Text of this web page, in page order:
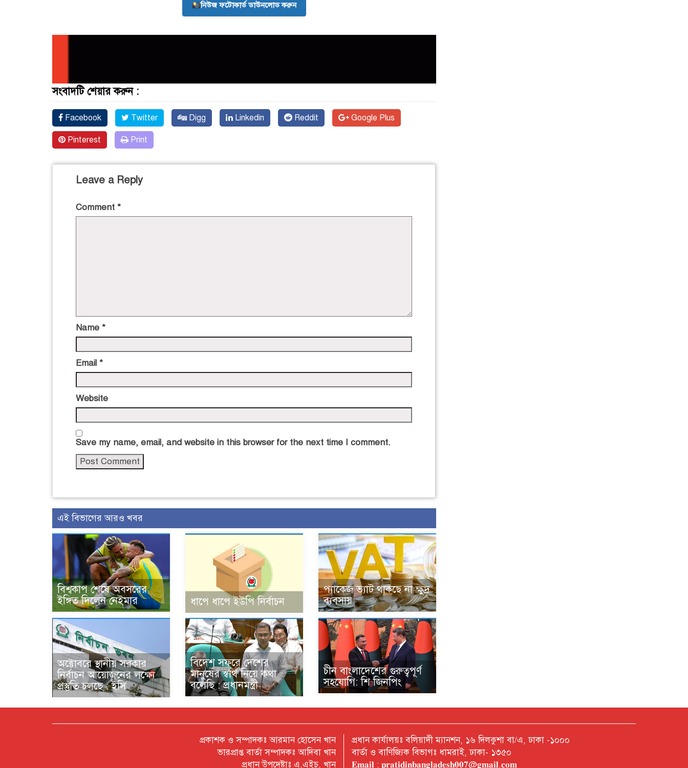
নিউজ ফটোকার্ড ডাউনলোড করুন
সংবাদটি শেয়ার করুন :
Facebook Twitter Digg Linkedin Reddit Google Plus
Pinterest Print
Leave a Reply
Comment *
Name *
Email *
Website
Save my name, email, and website in this browser for the next time I comment.
এই বিভাগের আরও খবর
বিশ্বকাপ শেষে অবসরের
ইঙ্গিত দিলেন নেইমার
ধাপে ধাপে ইউপি নির্বাচন
প্যাকেজ ভ্যাট থাকছে না ক্ষুদ্র
ব্যবসায়
অক্টোবরে স্থানীয় সরকার
নির্বাচন আয়োজনের লক্ষ্যে
প্রস্তুতি চলছে : ইসি
বিদেশ সফরে দেশের
মানুষের স্বার্থ নিয়ে কথা
বলেছি : প্রধানমন্ত্রী
চীন বাংলাদেশের গুরুত্বপূর্ণ
সহযোগি: শি জিনপিং
প্রকাশক ও সম্পাদকঃ আরমান হোসেন খান
ভারপ্রাপ্ত বার্তা সম্পাদকঃ আদিবা খান
প্রধান উপদেষ্টাঃ এ,এইচ, খান
প্রধান কার্যালয়ঃ বলিয়াদী ম্যানশন, ১৬ দিলকুশা বা/এ, ঢাকা -১০০০
বার্তা ও বাণিজ্যিক বিভাগঃ ধামরাই, ঢাকা- ১৩৫০
𝐄𝐦𝐚𝐢𝐥 : 𝐩𝐫𝐚𝐭𝐢𝐝𝐢𝐧𝐛𝐚𝐧𝐠𝐥𝐚𝐝𝐞𝐬𝐡𝟎𝟎𝟕@𝐠𝐦𝐚𝐢𝐥.𝐜𝐨𝐦